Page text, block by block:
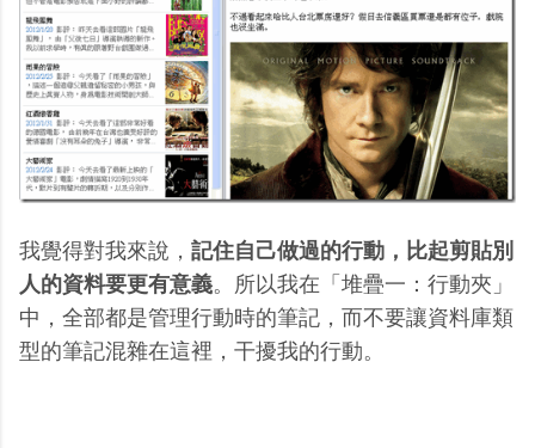
我覺得對我來說， 記住自己做過的行動，比起剪貼別
人的資料要更有意義。所以我在「堆疊一：行動夾」
中，全部都是管理行動時的筆記，而不要讓資料庫類
型的筆記混雜在這裡，干擾我的行動。